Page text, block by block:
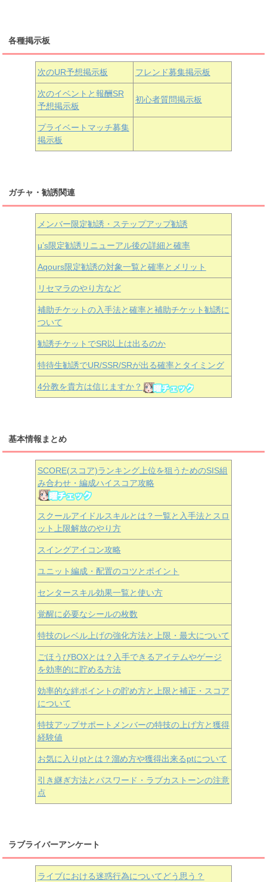
黒澤ダイヤ
朝香果林 近江彼方 エマ・ヴェルデ
各種掲示板
次のUR予想掲示板 フレンド募集掲示板
次のイベントと報酬SR
予想掲示板
初心者質問掲示板
プライベートマッチ募集
掲示板
ガチャ・勧誘関連
メンバー限定勧誘・ステップアップ勧誘
μ’s限定勧誘リニューアル後の詳細と確率
Aqours限定勧誘の対象一覧と確率とメリット
リセマラのやり方など
補助チケットの入手法と確率と補助チケット勧誘に
ついて
勧誘チケットでSR以上は出るのか
特待生勧誘でUR/SSR/SRが出る確率とタイミング
4分教を貴方は信じますか？
基本情報まとめ
SCORE(スコア)ランキング上位を狙うためのSIS組
み合わせ・編成ハイスコア攻略
スクールアイドルスキルとは？一覧と入手法とスロ
ット上限解放のやり方
スイングアイコン攻略
ユニット編成・配置のコツとポイント
センタースキル効果一覧と使い方
覚醒に必要なシールの枚数
特技のレベル上げの強化方法と上限・最大について
ごほうびBOXとは？入手できるアイテムやゲージ
を効率的に貯める方法
効率的な絆ポイントの貯め方と上限と補正・スコア
について
特技アップサポートメンバーの特技の上げ方と獲得
経験値
お気に入りptとは？溜め方や獲得出来るptについて
引き継ぎ方法とパスワード・ラブカストーンの注意
点
ラブライバーアンケート
ライブにおける迷惑行為についてどう思う？